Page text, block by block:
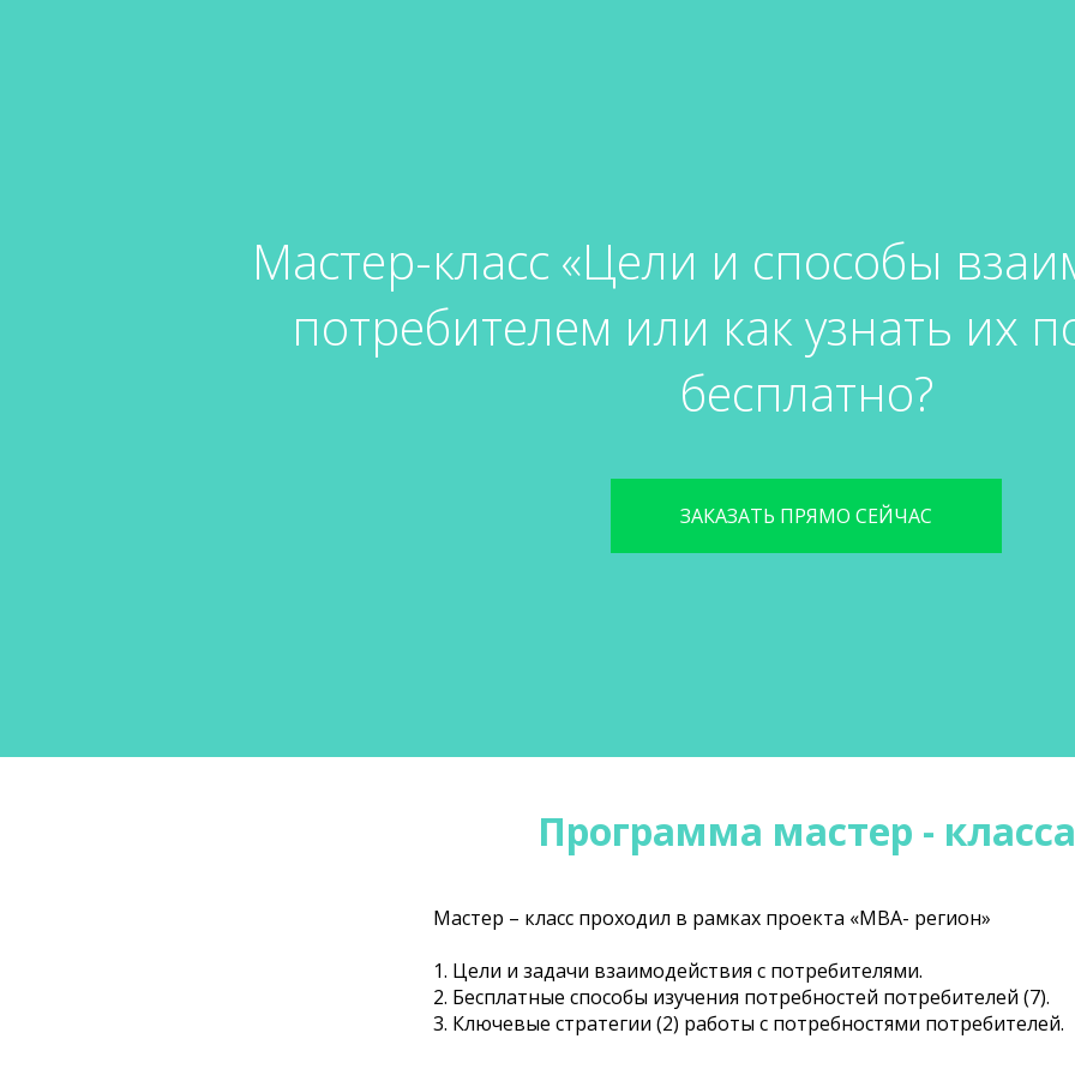
Мастер-класс «Цели и способы
потребителем или как узнать их
бесплатно?
ЗАКАЗАТЬ ПРЯМО СЕЙЧАС
Программа мастер - класса
Мастер – класс проходил в рамках проекта «МВА- регион»
1. Цели и задачи взаимодействия с потребителями.
2. Бесплатные способы изучения потребностей потребителей (7).
3. Ключевые стратегии (2) работы с потребностями потребителей.